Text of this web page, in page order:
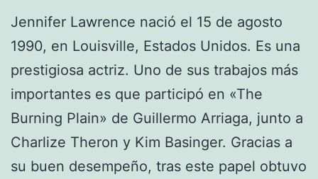
Jennifer Lawrence nació el 15 de agosto
1990, en Louisville, Estados Unidos. Es una
prestigiosa actriz. Uno de sus trabajos más
importantes es que participó en «The
Burning Plain» de Guillermo Arriaga, junto a
Charlize Theron y Kim Basinger. Gracias a
su buen desempeño, tras este papel obtuvo